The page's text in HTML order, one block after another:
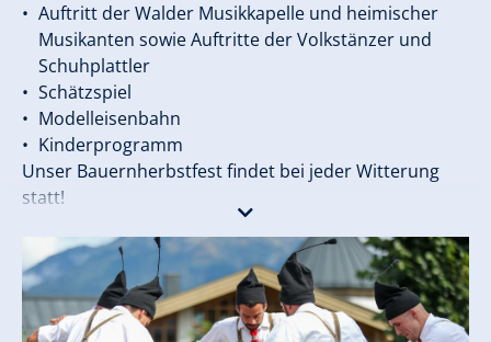
Auftritt der Walder Musikkapelle und heimischer
Musikanten sowie Auftritte der Volkstänzer und
Schuhplattler
Schätzspiel
Modelleisenbahn
Kinderprogramm
Unser Bauernherbstfest findet bei jeder Witterung
statt!